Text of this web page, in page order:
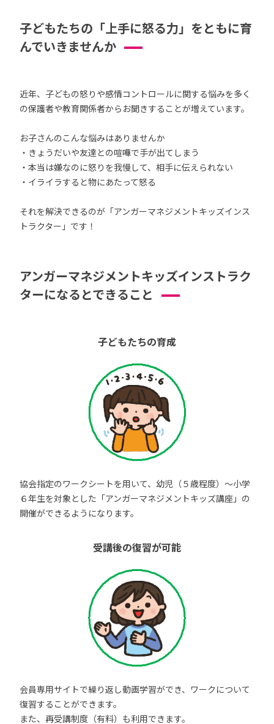
子どもたちの「上手に怒る力」をともに育
んでいきませんか
近年、子どもの怒りや感情コントロールに関する悩みを多く
の保護者や教育関係者からお聞きすることが増えています。
お子さんのこんな悩みはありませんか
・きょうだいや友達との喧嘩で手が出てしまう
・本当は嫌なのに怒りを我慢して、相手に伝えられない
・イライラすると物にあたって怒る
それを解決できるのが「アンガーマネジメントキッズインス
トラクター」です！
アンガーマネジメントキッズインストラク
ターになるとできること
子どもたちの育成
協会指定のワークシートを用いて、幼児（５歳程度）～小学
６年生を対象とした「アンガーマネジメントキッズ講座」の
開催ができるようになります。
受講後の復習が可能
会員専用サイトで繰り返し動画学習ができ、ワークについて
復習することができます。
また、再受講制度（有料）も利用できます。